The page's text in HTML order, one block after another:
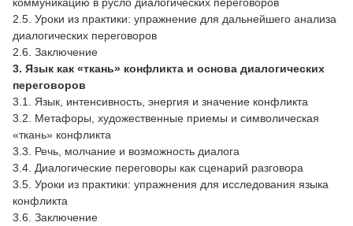
2.5. Уроки из практики: упражнение для дальнейшего анализа
диалогических переговоров
2.6. Заключение
3. Язык как «ткань» конфликта и основа диалогических
переговоров
3.1. Язык, интенсивность, энергия и значение конфликта
3.2. Метафоры, художественные приемы и символическая
«ткань» конфликта
3.3. Речь, молчание и возможность диалога
3.4. Диалогические переговоры как сценарий разговора
3.5. Уроки из практики: упражнения для исследования языка
конфликта
3.6. Заключение